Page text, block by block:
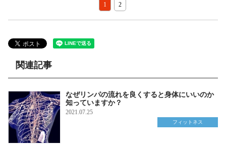
1 2
関連記事
なぜリンパの流れを良くすると身体にいいのか
知っていますか？
2021.07.25
フィットネス